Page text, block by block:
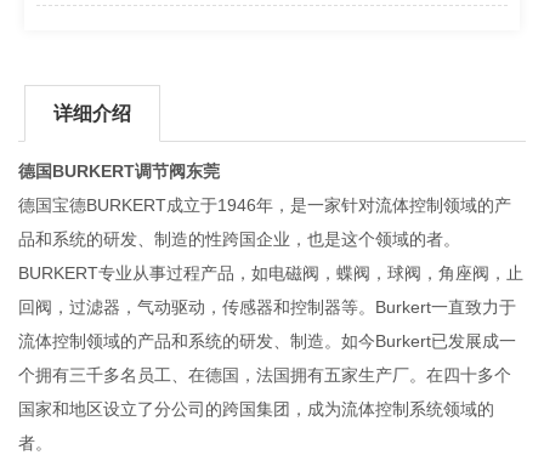
详细介绍
德国BURKERT调节阀东莞
德国宝德BURKERT成立于1946年，是一家针对流体控制领域的产
品和系统的研发、制造的性跨国企业，也是这个领域的者。
BURKERT专业从事过程产品，如电磁阀，蝶阀，球阀，角座阀，止
回阀，过滤器，气动驱动，传感器和控制器等。Burkert一直致力于
流体控制领域的产品和系统的研发、制造。如今Burkert已发展成一
个拥有三千多名员工、在德国，法国拥有五家生产厂。在四十多个
国家和地区设立了分公司的跨国集团，成为流体控制系统领域的
者。